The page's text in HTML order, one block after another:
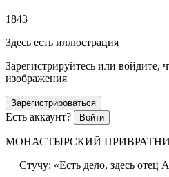
1843
Здесь есть иллюстрация
Зарегистрируйтесь или войдите,
изображения
Зарегистрироваться
Есть аккаунт? Войти
МОНАСТЫРСКИЙ
Стучу: «Есть дело, здесь отец